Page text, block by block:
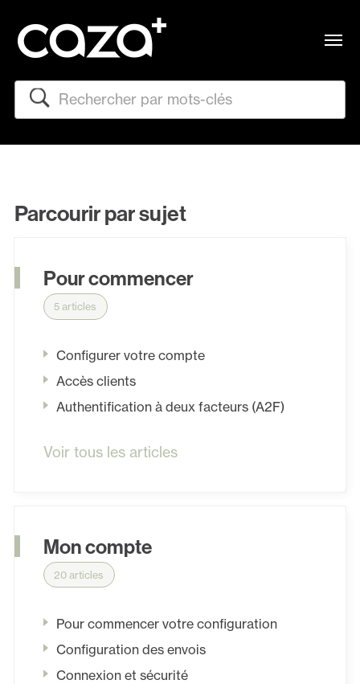
Rechercher
Parcourir par sujet
Pour commencer
5 articles
Configurer votre compte
Accès clients
Authentification à deux facteurs (A2F)
Voir tous les articles
Mon compte
20 articles
Pour commencer votre configuration
Configuration des envois
Connexion et sécurité